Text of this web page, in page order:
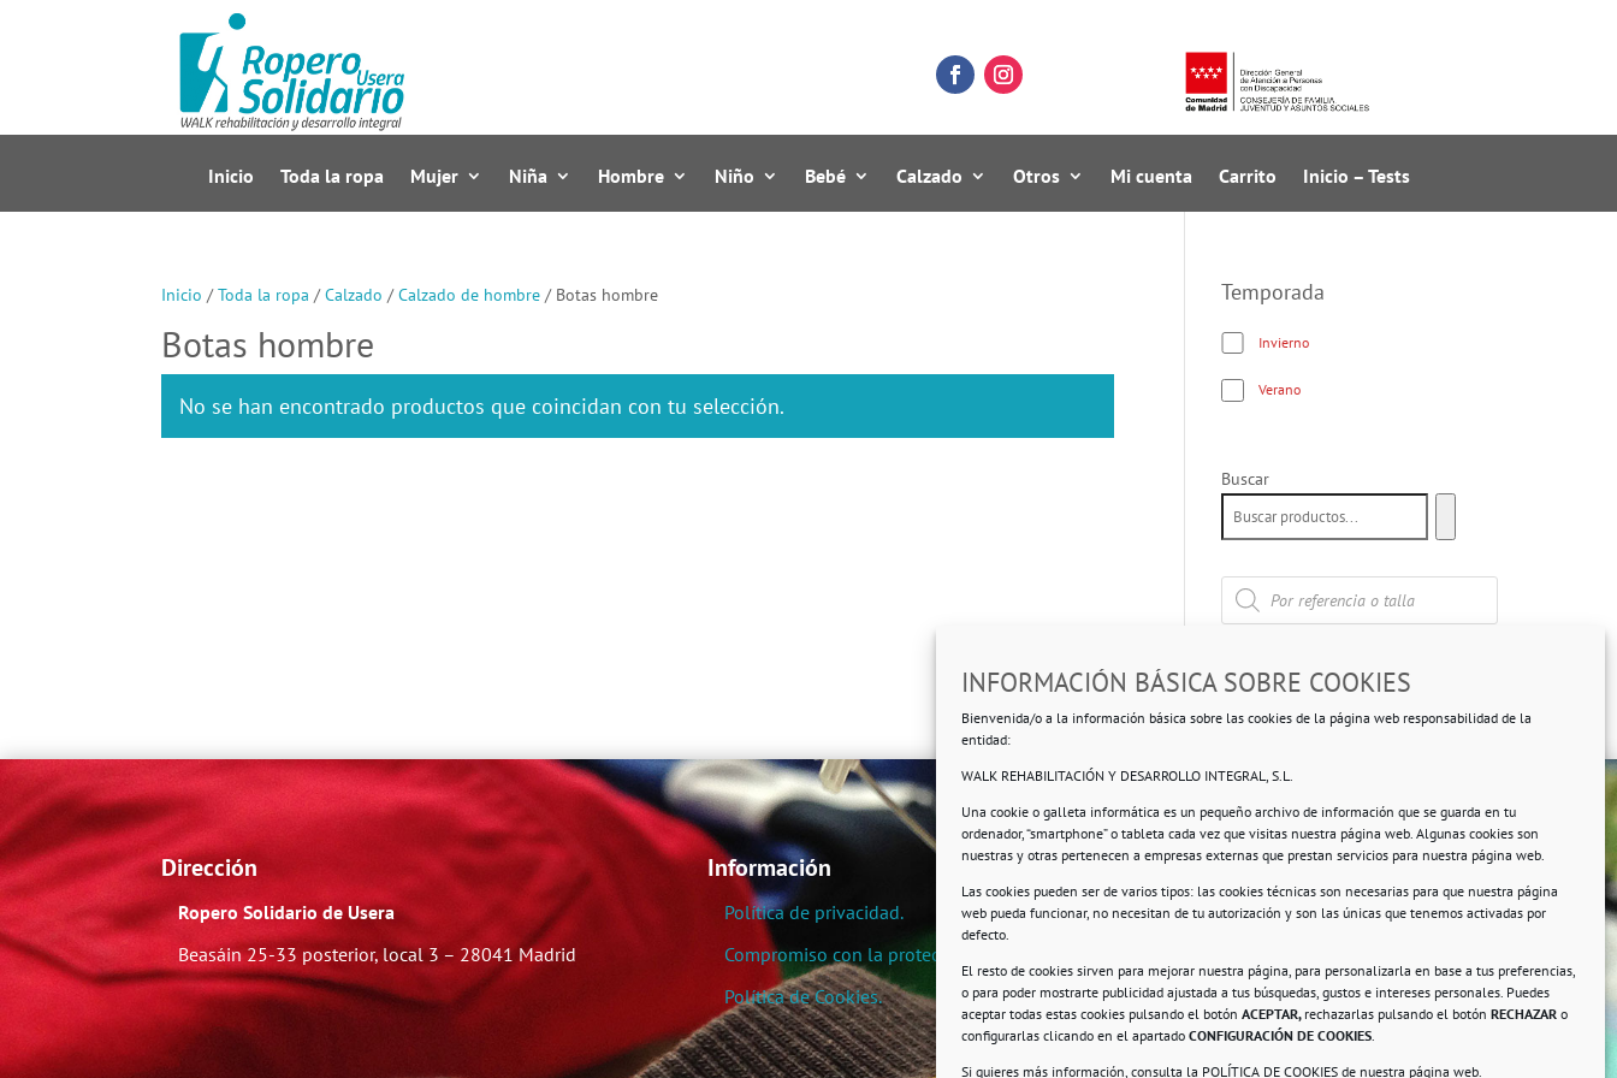
INFORMACIÓN BÁSICA SOBRE COOKIES
Bienvenida/o a la información básica sobre las cookies de la página web responsabilidad de la
entidad:
WALK REHABILITACIÓN Y DESARROLLO INTEGRAL, S.L.
Una cookie o galleta informática es un pequeño archivo de información que se guarda en tu
ordenador, “smartphone” o tableta cada vez que visitas nuestra página web. Algunas cookies son
nuestras y otras pertenecen a empresas externas que prestan servicios para nuestra página web.
Las cookies pueden ser de varios tipos: las cookies técnicas son necesarias para que nuestra página
web pueda funcionar, no necesitan de tu autorización y son las únicas que tenemos activadas por
defecto.
El resto de cookies sirven para mejorar nuestra página, para personalizarla en base a tus preferencias,
o para poder mostrarte publicidad ajustada a tus búsquedas, gustos e intereses personales. Puedes
aceptar todas estas cookies pulsando el botón ACEPTAR, rechazarlas pulsando el botón RECHAZAR o
configurarlas clicando en el apartado CONFIGURACIÓN DE COOKIES.
Si quieres más información, consulta la POLÍTICA DE COOKIES de nuestra página web.
Inicio Toda la ropa Mujer Niña Hombre Niño Bebé Calzado Otros Mi cuenta Carrito Inicio – Tests
Inicio /Toda la ropa /Calzado /Calzado de hombre / Botas hombre
Botas hombre
No se han encontrado productos que coincidan con tu selección.
Temporada
Invierno
Verano
Buscar
Búsqueda
de
productos
Dirección
Ropero Solidario de Usera
Beasáin 25-33 posterior, local 3 – 28041 Madrid
Información
Política de privacidad.
Compromiso con la protección de datos personales.
Política de Cookies.